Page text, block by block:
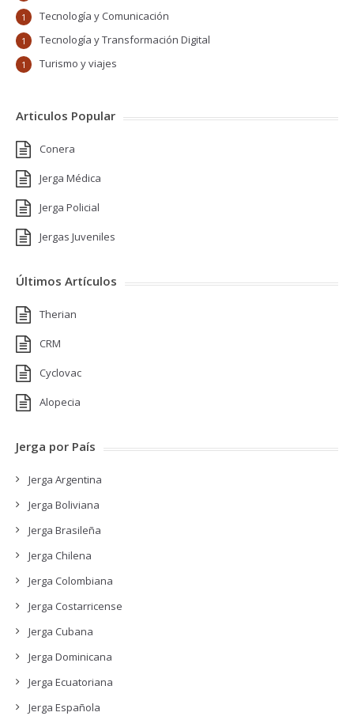
Tecnología y Comunicación
1
Tecnología y Transformación Digital
1
Turismo y viajes
1
Articulos Popular
Conera
Jerga Médica
Jerga Policial
Jergas Juveniles
Últimos Artículos
Therian
CRM
Cyclovac
Alopecia
Jerga por País
Jerga Argentina
Jerga Boliviana
Jerga Brasileña
Jerga Chilena
Jerga Colombiana
Jerga Costarricense
Jerga Cubana
Jerga Dominicana
Jerga Ecuatoriana
Jerga Española